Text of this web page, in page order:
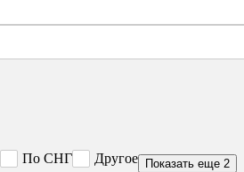
По СНГ Другое Показать еще 2